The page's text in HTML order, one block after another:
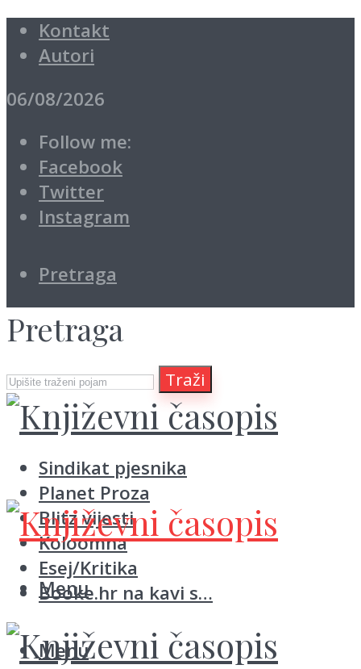
Kontakt
Autori
06/08/2026
Follow me:
Facebook
Twitter
Instagram
Pretraga
Pretraga
Traži
Sindikat pjesnika
Planet Proza
Blitz vijesti
Koloomna
Esej/Kritika
Booke.hr na kavi s…
Menu
Menu